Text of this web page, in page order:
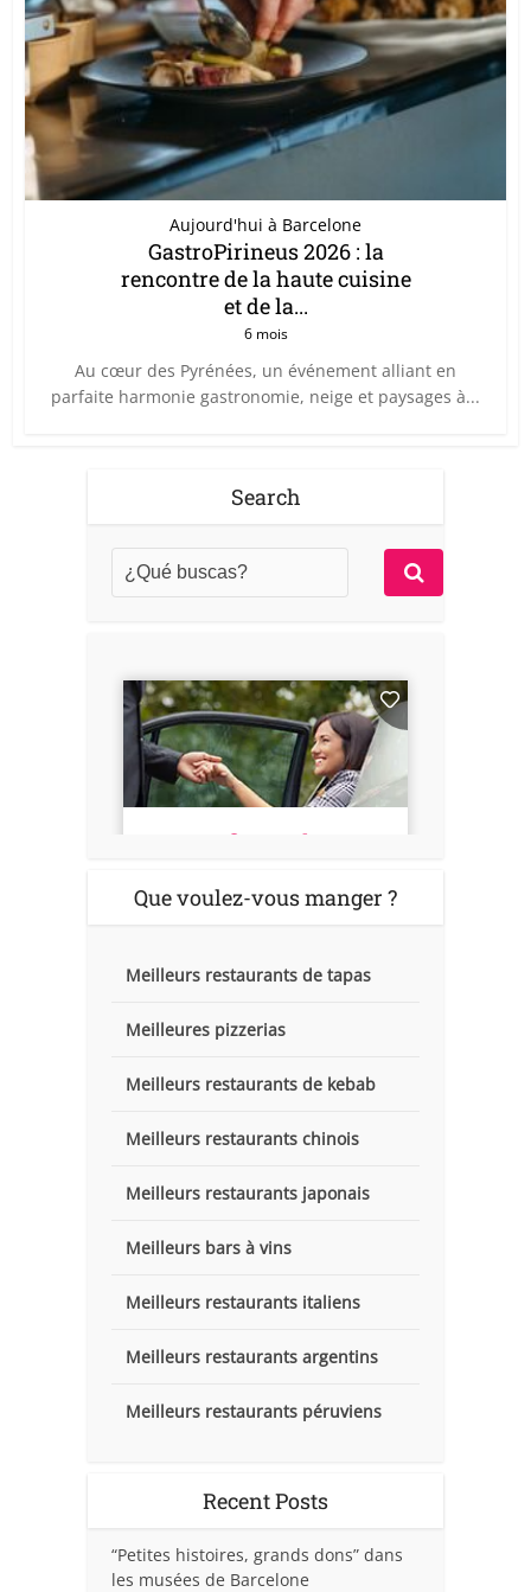
Aujourd'hui à Barcelone
GastroPirineus 2026 : la
rencontre de la haute cuisine
et de la...
6 mois
Au cœur des Pyrénées, un événement alliant en
parfaite harmonie gastronomie, neige et paysages à...
Search
Que voulez-vous manger ?
Meilleurs restaurants de tapas
Meilleures pizzerias
Meilleurs restaurants de kebab
Meilleurs restaurants chinois
Meilleurs restaurants japonais
Meilleurs bars à vins
Meilleurs restaurants italiens
Meilleurs restaurants argentins
Meilleurs restaurants péruviens
Recent Posts
“Petites histoires, grands dons” dans
les musées de Barcelone